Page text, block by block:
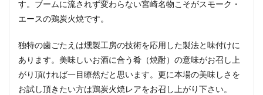
す。ブームに流されず変わらない宮崎名物こそがスモーク・
エースの鶏炭火焼です。
独特の歯ごたえは燻製工房の技術を応用した製法と味付けに
あります。美味しいお酒に合う肴（焼酎）の意味がお召し上
がり頂ければ一目瞭然だと思います。更に本場の美味しさを
お試し頂きたい方は鶏炭火焼レアをお召し上がり下さい。